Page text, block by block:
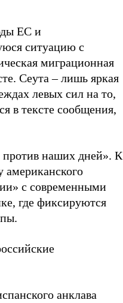
ЕС и
ситуацию с
миграционная
Сеута – лишь яркая
левых сил на то,
в тексте сообщения,
против наших дней». К
американского
с современными
где фиксируются
анклава